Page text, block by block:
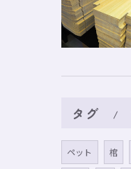
タグ
ペット 棺